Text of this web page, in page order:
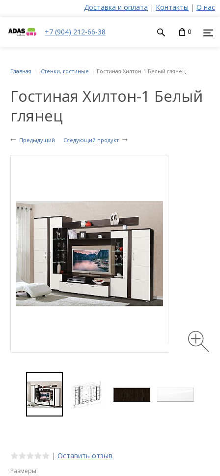
Доставка и оплата | Контакты | О нас
+7 (904) 212-66-38 0
Гостиная Хилтон-1 Белый
глянец
Предыдущий Следующий продукт
Главная Стенки, гостиные Гостиная Хилтон-1 Белый глянец
| Оставить отзыв
Размеры: